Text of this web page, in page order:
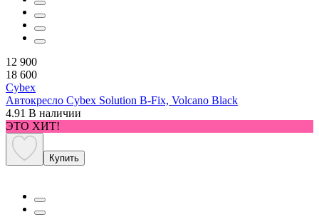
12 900
18 600
Cybex
Автокресло Cybex Solution B-Fix, Volcano Black
4.91 В наличии
ЭТО ХИТ!
Купить